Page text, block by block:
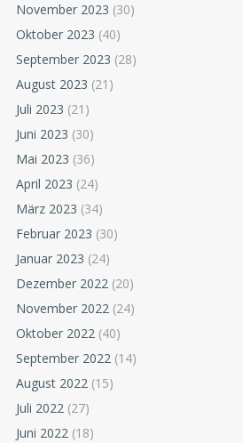
November 2023 (30)
Oktober 2023 (40)
September 2023 (28)
August 2023 (21)
Juli 2023 (21)
Juni 2023 (30)
Mai 2023 (36)
April 2023 (24)
März 2023 (34)
Februar 2023 (30)
Januar 2023 (24)
Dezember 2022 (20)
November 2022 (24)
Oktober 2022 (40)
September 2022 (14)
August 2022 (15)
Juli 2022 (27)
Juni 2022 (18)